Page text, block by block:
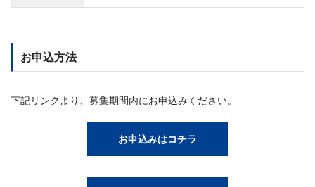
お申込方法
下記リンクより、募集期間内にお申込みください。
お申込みはコチラ